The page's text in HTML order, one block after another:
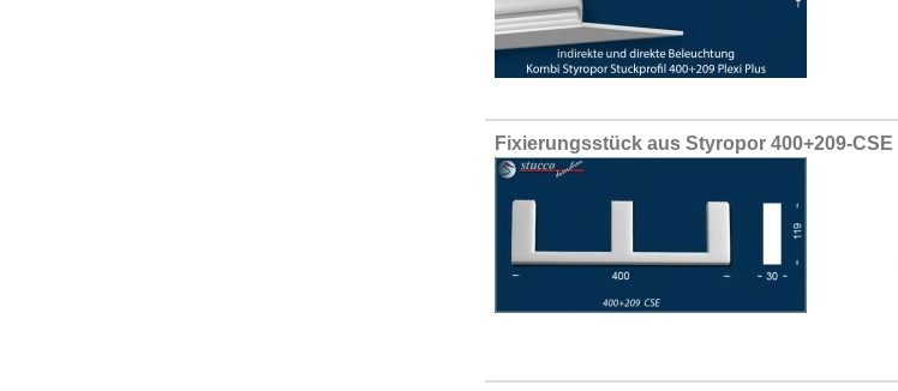
Fixierungsstück aus Styropor 400+209-CSE